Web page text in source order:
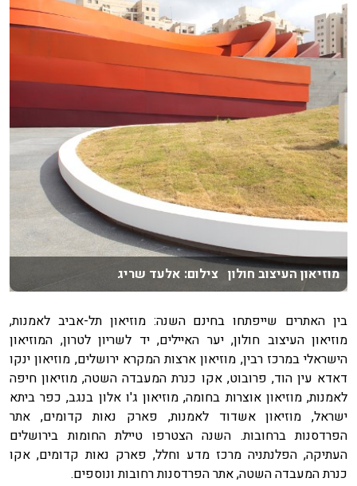
מוזיאון העיצוב חולון צילום: אלעד שריג
בין האתרים שייפתחו בחינם השנה: מוזיאון תל-אביב לאמנות,
מוזיאון העיצוב חולון, יער האיילים, יד לשריון לטרון, המוזיאון
הישראלי במרכז רבין, מוזיאון ארצות המקרא ירושלים, מוזיאון ינקו
דאדא עין הוד, פרובוט, אקו כנרת המעבדה השטה, מוזיאון חיפה
לאמנות, מוזיאון אוצרות בחומה, מוזיאון ג'ו אלון בנגב, כפר ביתא
ישראל, מוזיאון אשדוד לאמנות, פארק נאות קדומים, אתר
הפרדסנות ברחובות. השנה הצטרפו טיילת החומות בירושלים
העתיקה, הפלנתניה מרכז מדע וחלל, פארק נאות קדומים, אקו
כנרת המעבדה השטה, אתר הפרדסנות רחובות ונוספים.